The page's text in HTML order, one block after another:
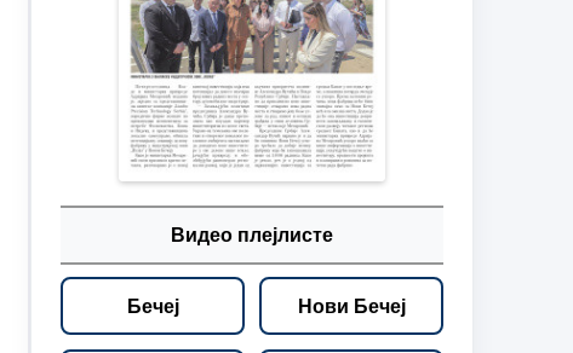
Видео плејлисте
Бечеј Нови Бечеј